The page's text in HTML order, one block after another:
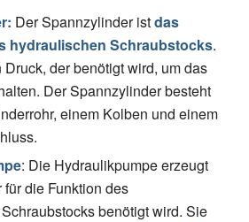
Der Spannzylinder istdas
hydraulischen Schraubstocks.
Druck, der benötigt wird, um das
Der Spannzylinder besteht
einem Kolben und einem
: Die Hydraulikpumpe erzeugt
die Funktion des
benötigt wird. Sie